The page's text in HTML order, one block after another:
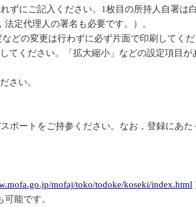
にご記入ください。1枚目の所持人自署は
定代理人の署名も必要です。）。
の変更は行わずに必ず片面で印刷してく
ください。「拡大縮小」などの設定項目
さい。
ートをご持参ください。なお，登録にあ
mofaj/toko/todoke/koseki/index.html
能です。